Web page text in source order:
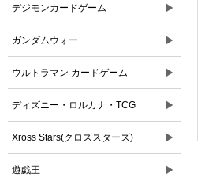
デジモンカードゲーム ▶
ガンダムウォー ▶
ウルトラマン カードゲーム ▶
ディズニー・ロルカナ・TCG ▶
Xross Stars(クロススターズ) ▶
遊戯王 ▶